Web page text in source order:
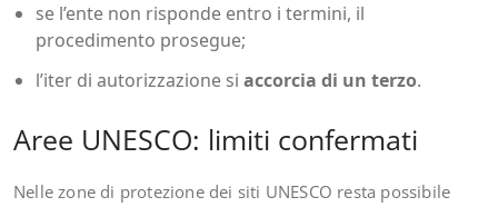
se l’ente non risponde entro i termini, il
procedimento prosegue;
l’iter di autorizzazione si accorcia di un terzo.
Aree UNESCO: limiti confermati
Nelle zone di protezione dei siti UNESCO resta possibile